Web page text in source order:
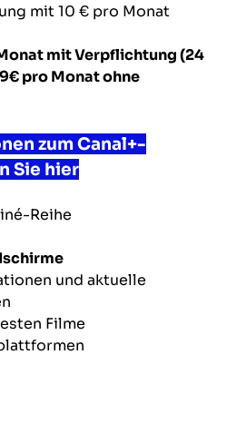
mit 10 € pro Monat
mit Verpflichtung (24
pro Monat ohne
zum Canal+-
Sie hier
Reihe
und aktuelle
Filme